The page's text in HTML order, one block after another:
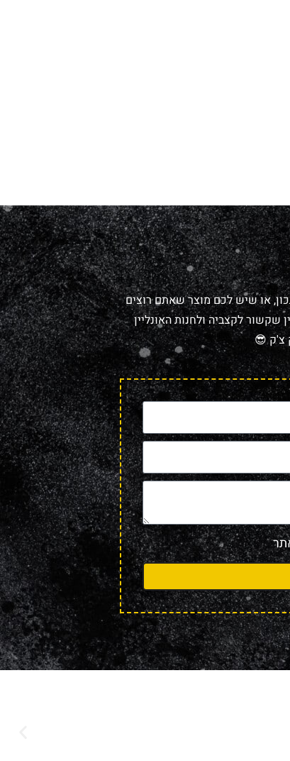
או שיש לכם מוצר שאתם רוצים
שקשור לקצביה ולחנות האונליין
צ'ק 😎